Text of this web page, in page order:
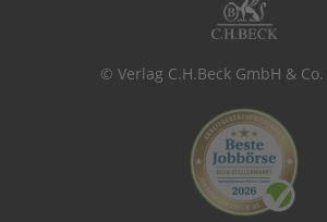
© Verlag C.H.Beck GmbH & Co.